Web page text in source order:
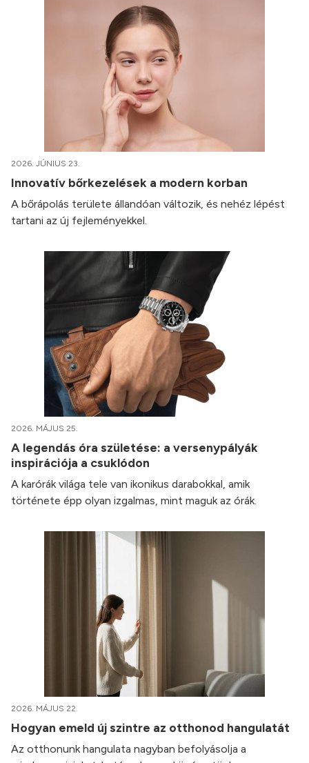
2026. JÚNIUS 23.
Innovatív bőrkezelések a modern korban
A bőrápolás területe állandóan változik, és nehéz lépést
tartani az új fejleményekkel.
2026. MÁJUS 25.
A legendás óra születése: a versenypályák
inspirációja a csuklódon
A karórák világa tele van ikonikus darabokkal, amik
története épp olyan izgalmas, mint maguk az órák.
2026. MÁJUS 22.
Hogyan emeld új szintre az otthonod hangulatát
Az otthonunk hangulata nagyban befolyásolja a